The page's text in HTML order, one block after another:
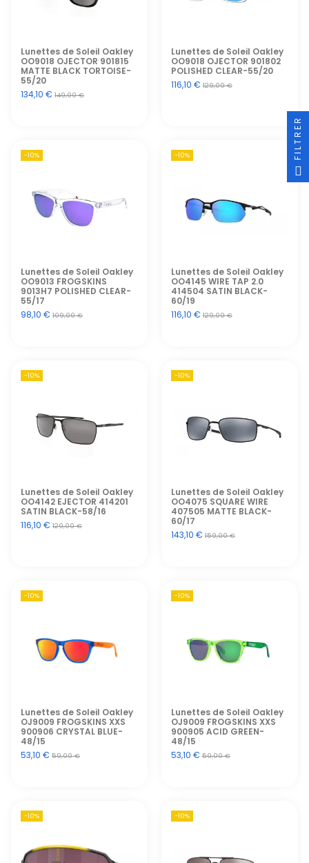
Lunettes de Soleil Oakley
OO9018 OJECTOR 901815
MATTE BLACK TORTOISE-
55/20
134,10 €149,00 €
Lunettes de Soleil Oakley
OO9018 OJECTOR 901802
POLISHED CLEAR-55/20
116,10 €129,00 €
-10%
Lunettes de Soleil Oakley
OO9013 FROGSKINS
9013H7 POLISHED CLEAR-
55/17
98,10 €109,00 €
-10%
Lunettes de Soleil Oakley
OO4145 WIRE TAP 2.0
414504 SATIN BLACK-
60/19
116,10 €129,00 €
-10%
Lunettes de Soleil Oakley
OO4142 EJECTOR 414201
SATIN BLACK-58/16
116,10 €129,00 €
-10%
Lunettes de Soleil Oakley
OO4075 SQUARE WIRE
407505 MATTE BLACK-
60/17
143,10 €159,00 €
-10%
Lunettes de Soleil Oakley
OJ9009 FROGSKINS XXS
900906 CRYSTAL BLUE-
48/15
53,10 €59,00 €
-10%
Lunettes de Soleil Oakley
OJ9009 FROGSKINS XXS
900905 ACID GREEN-
48/15
53,10 €59,00 €
-10% -10%
FILTRER